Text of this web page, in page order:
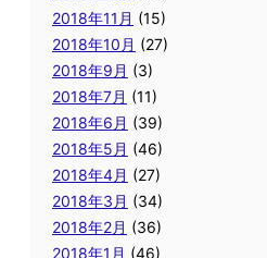
2018年11月 (15)
2018年10月 (27)
2018年9月 (3)
2018年7月 (11)
2018年6月 (39)
2018年5月 (46)
2018年4月 (27)
2018年3月 (34)
2018年2月 (36)
2018年1月 (46)